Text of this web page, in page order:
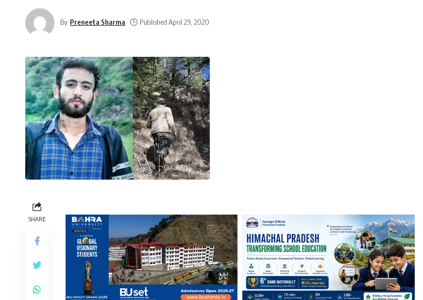
By Preneeta Sharma Published April 29, 2020
SHARE